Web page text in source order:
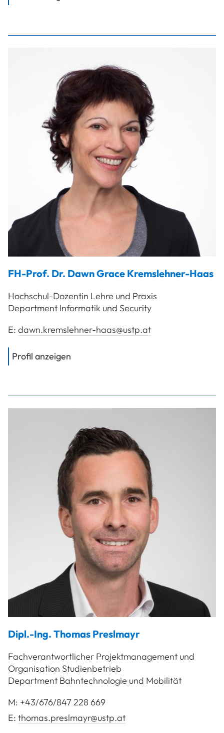
FH-Prof. Dr. Dawn Grace Kremslehner-Haas
Hochschul-Dozentin Lehre und Praxis
Department Informatik und Security
E: dawn.kremslehner-haas@ustp.at
Profil anzeigen
Dipl.-Ing. Thomas Preslmayr
Fachverantwortlicher Projektmanagement und
Organisation Studienbetrieb
Department Bahntechnologie und Mobilität
M: +43/676/847 228 669
E: thomas.preslmayr@ustp.at